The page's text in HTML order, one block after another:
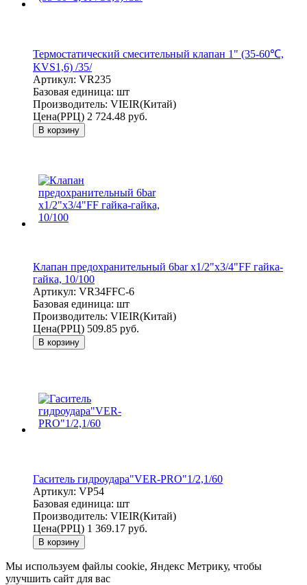
Термостатический смесительный клапан 1" (35-60℃,
KVS1,6) /35/
Артикул: VR235
Базовая единица: шт
Производитель: VIEIR(Китай)
Цена(РРЦ) 2 724.48 руб.
В корзину
Клапан предохранительный 6bar x1/2"x3/4"FF гайка-
гайка, 10/100
Артикул: VR34FFC-6
Базовая единица: шт
Производитель: VIEIR(Китай)
Цена(РРЦ) 509.85 руб.
В корзину
Гаситель гидроудара"VER-PRO"1/2,1/60
Артикул: VP54
Базовая единица: шт
Производитель: VIEIR(Китай)
Цена(РРЦ) 1 369.17 руб.
В корзину
Мы используем файлы cookie, Яндекс Метрику, чтобы
улучшить сайт для вас